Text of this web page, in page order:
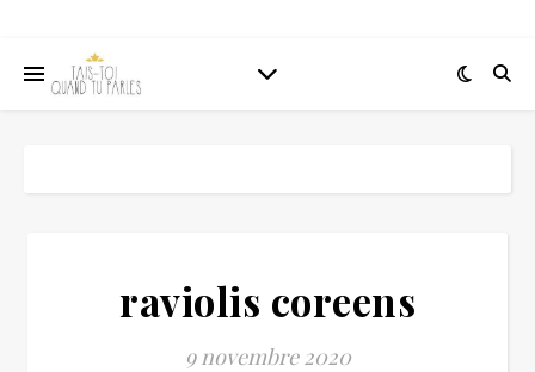
raviolis coreens
9 novembre 2020